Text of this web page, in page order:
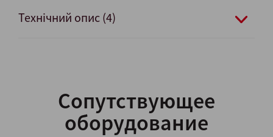
Технічний опис (4)
Сопутствующее
оборудование